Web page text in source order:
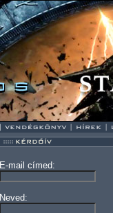
E-mail címed:
Neved: